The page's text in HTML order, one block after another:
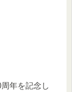
年を記念し